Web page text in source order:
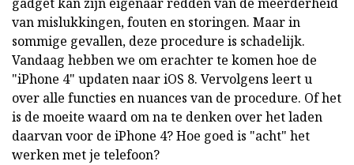
van mislukkingen, fouten en storingen. Maar in
sommige gevallen, deze procedure is schadelijk.
Vandaag hebben we om erachter te komen hoe de
"iPhone 4" updaten naar iOS 8. Vervolgens leert u
over alle functies en nuances van de procedure. Of het
is de moeite waard om na te denken over het laden
daarvan voor de iPhone 4? Hoe goed is "acht" het
werken met je telefoon?